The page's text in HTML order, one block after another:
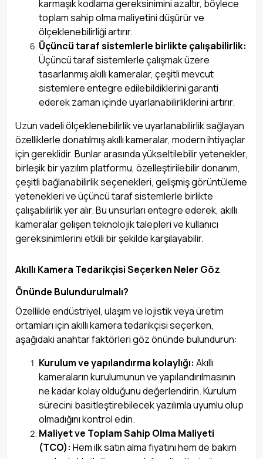
karmaşık kodlama gereksinimini azaltır, böylece
toplam sahip olma maliyetini düşürür ve
ölçeklenebilirliği artırır.
Üçüncü taraf sistemlerle birlikte çalışabilirlik:
Üçüncü taraf sistemlerle çalışmak üzere
tasarlanmış akıllı kameralar, çeşitli mevcut
sistemlere entegre edilebildiklerini garanti
ederek zaman içinde uyarlanabilirliklerini artırır.
Uzun vadeli ölçeklenebilirlik ve uyarlanabilirlik sağlayan
özelliklerle donatılmış akıllı kameralar, modern ihtiyaçlar
için gereklidir. Bunlar arasında yükseltilebilir yetenekler,
birleşik bir yazılım platformu, özelleştirilebilir donanım,
çeşitli bağlanabilirlik seçenekleri, gelişmiş görüntüleme
yetenekleri ve üçüncü taraf sistemlerle birlikte
çalışabilirlik yer alır. Bu unsurları entegre ederek, akıllı
kameralar gelişen teknolojik talepleri ve kullanıcı
gereksinimlerini etkili bir şekilde karşılayabilir.
Akıllı Kamera Tedarikçisi Seçerken Neler Göz
Önünde Bulundurulmalı?
Özellikle endüstriyel, ulaşım ve lojistik veya üretim
ortamları için akıllı kamera tedarikçisi seçerken,
aşağıdaki anahtar faktörleri göz önünde bulundurun:
Kurulum ve yapılandırma kolaylığı: Akıllı
kameraların kurulumunun ve yapılandırılmasının
ne kadar kolay olduğunu değerlendirin. Kurulum
sürecini basitleştirebilecek yazılımla uyumlu olup
olmadığını kontrol edin.
Maliyet ve Toplam Sahip Olma Maliyeti
(TCO): Hem ilk satın alma fiyatını hem de bakım